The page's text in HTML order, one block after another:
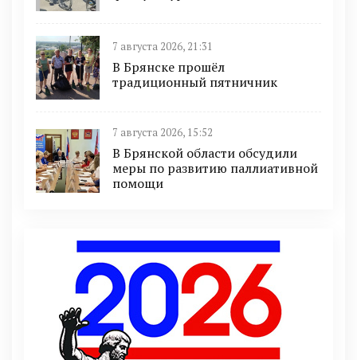
7 августа 2026, 21:31
В Брянске прошёл
традиционный пятничник
7 августа 2026, 15:52
В Брянской области обсудили
меры по развитию паллиативной
помощи